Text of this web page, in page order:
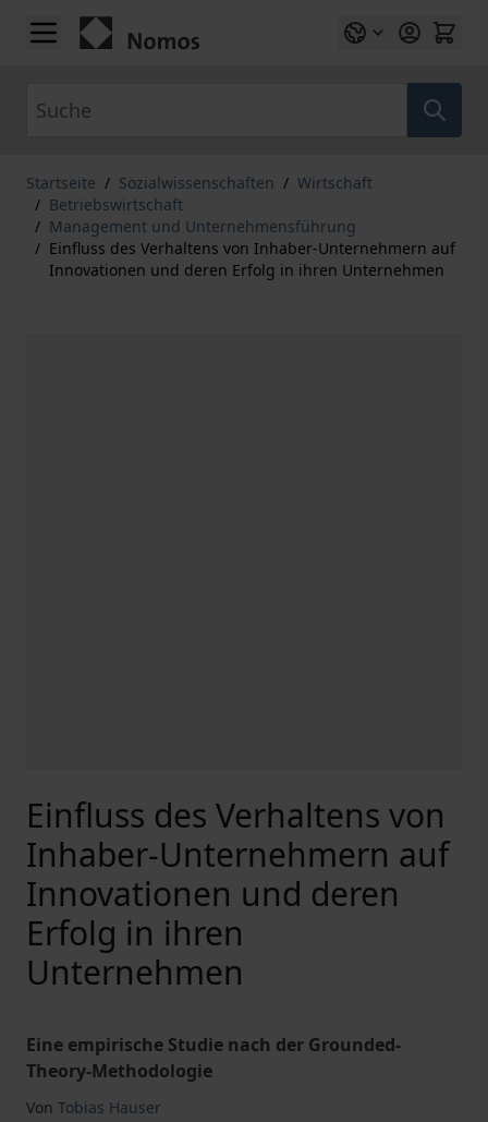
Zum Inhalt springen
Startseite / Sozialwissenschaften / Wirtschaft
/ Betriebswirtschaft
/ Management und Unternehmensführung
/ Einfluss des Verhaltens von Inhaber-Unternehmern auf
Innovationen und deren Erfolg in ihren Unternehmen
Einfluss des Verhaltens von
Inhaber-Unternehmern auf
Innovationen und deren
Erfolg in ihren
Unternehmen
Eine empirische Studie nach der Grounded-
Theory-Methodologie
Von Tobias Hauser